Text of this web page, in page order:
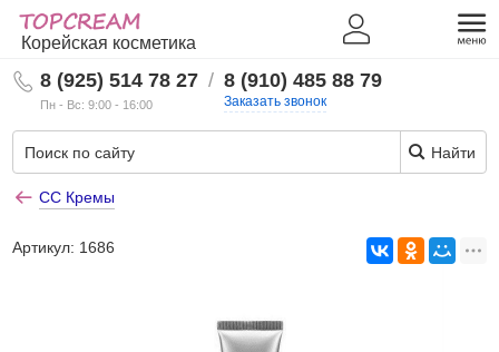
Корейская косметика
8 (925) 514 78 27
Пн - Вс: 9:00 - 16:00
/ 8 (910) 485 88 79
Заказать звонок
Найти
СС Кремы
Артикул: 1686